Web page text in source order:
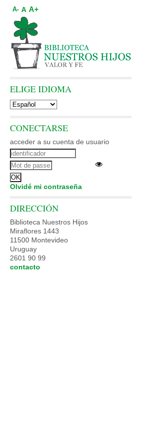
A- A A+
ELIGE IDIOMA
CONECTARSE
acceder a su cuenta de usuario
Olvidé mi contraseña
DIRECCIÓN
Biblioteca Nuestros Hijos
Miraflores 1443
11500 Montevideo
Uruguay
2601 90 99
contacto